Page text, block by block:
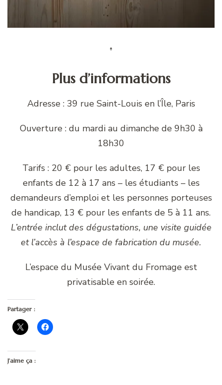
Plus d’informations
Adresse : 39 rue Saint-Louis en l’Île, Paris
Ouverture : du mardi au dimanche de 9h30 à
18h30
Tarifs : 20 € pour les adultes, 17 € pour les
enfants de 12 à 17 ans – les étudiants – les
demandeurs d’emploi et les personnes porteuses
de handicap, 13 € pour les enfants de 5 à 11 ans.
L’entrée inclut des dégustations, une visite guidée
et l’accès à l’espace de fabrication du musée.
L’espace du Musée Vivant du Fromage est
privatisable en soirée.
Partager :
J’aime ça :